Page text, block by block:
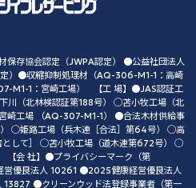
保存協会認定（JWPA認定） ●公益社団法人
定）●収縮抑制処理材（AQ-306-M1-1：高崎
M1-1：宮崎工場） 【工 場】●JAS認証工
（北林検認証第188号） ◯苫小牧工場（北
崎工場 （AQ-307-M1-1） ●合法木材供給事
◯姫路工場（兵木連［合法］第64号） ◯高
して］ ◯苫小牧工場（道木連第672号） ◯
会 社】●プライバシーマーク（第
優良法人 10261 ●2025健康経営優良法人
●クリーンウッド法登録事業者（第一